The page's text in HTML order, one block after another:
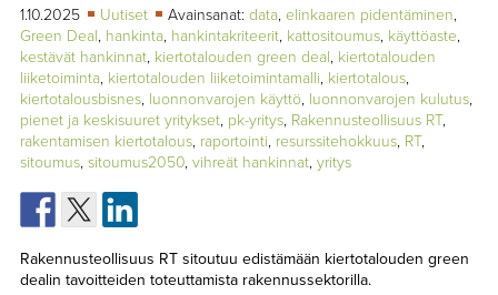
1.10.2025 Uutiset Avainsanat: data, elinkaaren pidentäminen,
Green Deal, hankinta, hankintakriteerit, kattositoumus, käyttöaste,
kestävät hankinnat, kiertotalouden green deal, kiertotalouden
liiketoiminta, kiertotalouden liiketoimintamalli, kiertotalous,
kiertotalousbisnes, luonnonvarojen käyttö, luonnonvarojen kulutus,
pienet ja keskisuuret yritykset, pk-yritys, Rakennusteollisuus RT,
rakentamisen kiertotalous, raportointi, resurssitehokkuus, RT,
sitoumus, sitoumus2050, vihreät hankinnat, yritys
Rakennusteollisuus RT sitoutuu edistämään kiertotalouden green
dealin tavoitteiden toteuttamista rakennussektorilla.